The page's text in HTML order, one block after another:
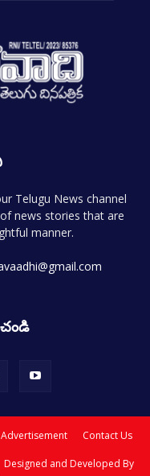
Telugu News channel
news stories that are
manner.
Advertisement Contact Us
and Developed By